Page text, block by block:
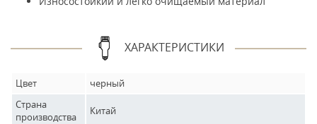
ХАРАКТЕРИСТИКИ
Цвет
черный
Страна
производства
Китай